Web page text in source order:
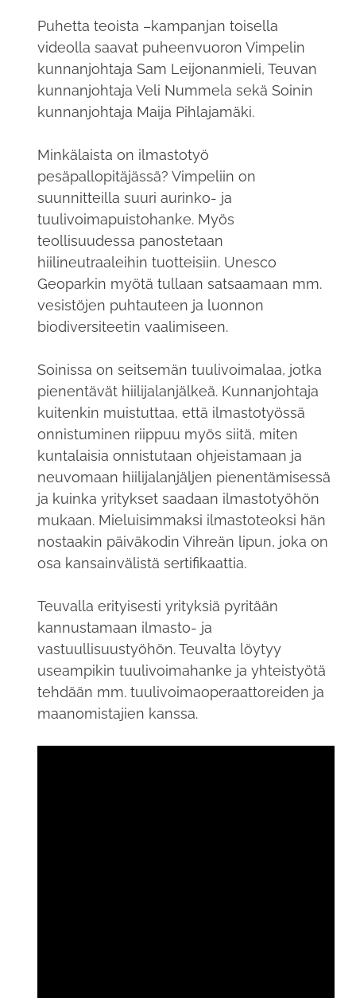
Puhetta teoista –kampanjan toisella
videolla saavat puheenvuoron Vimpelin
kunnanjohtaja Sam Leijonanmieli, Teuvan
kunnanjohtaja Veli Nummela sekä Soinin
kunnanjohtaja Maija Pihlajamäki.
Minkälaista on ilmastotyö
pesäpallopitäjässä? Vimpeliin on
suunnitteilla suuri aurinko- ja
tuulivoimapuistohanke. Myös
teollisuudessa panostetaan
hiilineutraaleihin tuotteisiin. Unesco
Geoparkin myötä tullaan satsaamaan mm.
vesistöjen puhtauteen ja luonnon
biodiversiteetin vaalimiseen.
Soinissa on seitsemän tuulivoimalaa, jotka
pienentävät hiilijalanjälkeä. Kunnanjohtaja
kuitenkin muistuttaa, että ilmastotyössä
onnistuminen riippuu myös siitä, miten
kuntalaisia onnistutaan ohjeistamaan ja
neuvomaan hiilijalanjäljen pienentämisessä
ja kuinka yritykset saadaan ilmastotyöhön
mukaan. Mieluisimmaksi ilmastoteoksi hän
nostaakin päiväkodin Vihreän lipun, joka on
osa kansainvälistä sertifikaattia.
Teuvalla erityisesti yrityksiä pyritään
kannustamaan ilmasto- ja
vastuullisuustyöhön. Teuvalta löytyy
useampikin tuulivoimahanke ja yhteistyötä
tehdään mm. tuulivoimaoperaattoreiden ja
maanomistajien kanssa.